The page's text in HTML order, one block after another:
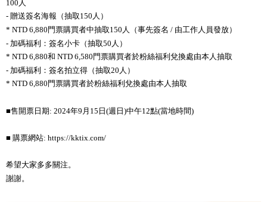
100人
- 贈送簽名海報（抽取150人）
* NTD 6,880門票購買者中抽取150人（事先簽名 / 由工作人員發放）
- 加碼福利：簽名小卡（抽取50人）
* NTD 6,880和 NTD 6,580門票購買者於粉絲福利兌換處由本人抽取
- 加碼福利：簽名拍立得（抽取20人）
* NTD 6,880門票購買者於粉絲福利兌換處由本人抽取
■售開票日期: 2024年9月15日(週日)中午12點(當地時間)
■ 購票網站: https://kktix.com/
希望大家多多關注。
謝謝。